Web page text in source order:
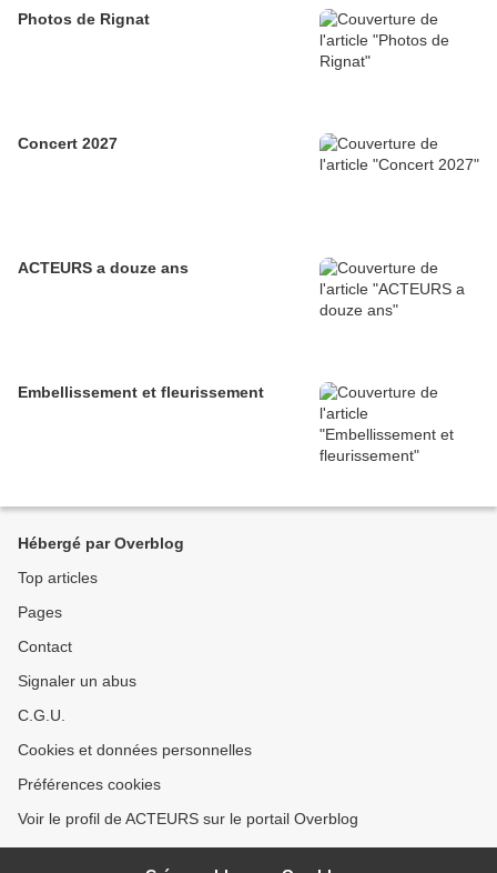
Photos de Rignat
Concert 2027
ACTEURS a douze ans
Embellissement et fleurissement
Hébergé par Overblog
Top articles
Pages
Contact
Signaler un abus
C.G.U.
Cookies et données personnelles
Préférences cookies
Voir le profil de ACTEURS sur le portail Overblog